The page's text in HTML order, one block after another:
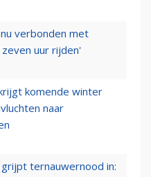
verbonden met
uur rijden'
komende winter
naar
ternauwernood in: